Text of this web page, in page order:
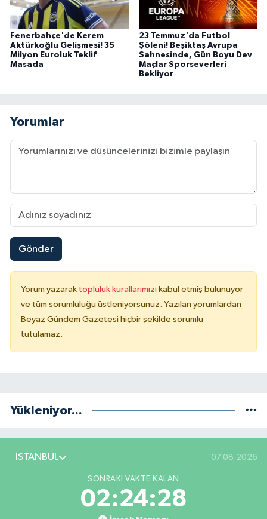
Fenerbahçe'de Kerem
Aktürkoğlu Gelişmesi! 35
Milyon Euroluk Teklif
Masada
23 Temmuz'da Futbol
Şöleni! Beşiktaş Avrupa
Sahnesinde, Gün Boyu Dev
Maçlar Sporseverleri
Bekliyor
Yorumlar
Gönder
Yorum yazarak topluluk kurallarımızı kabul etmiş bulunuyor
ve tüm sorumluluğu üstleniyorsunuz. Yazılan yorumlardan
Beyaz Gündem Gazetesi hiçbir şekilde sorumlu
tutulamaz.
Yükleniyor...
İSTANBUL 07.08.2026
SONRAKI VAKTE KALAN
02:24:27